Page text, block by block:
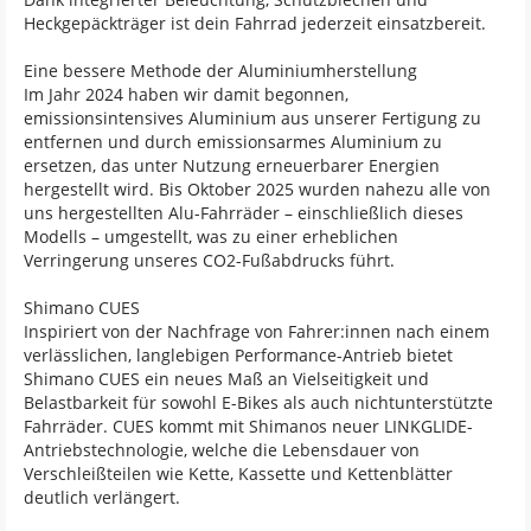
Heckgepäckträger ist dein Fahrrad jederzeit einsatzbereit.
Eine bessere Methode der Aluminiumherstellung
Im Jahr 2024 haben wir damit begonnen,
emissionsintensives Aluminium aus unserer Fertigung zu
entfernen und durch emissionsarmes Aluminium zu
ersetzen, das unter Nutzung erneuerbarer Energien
hergestellt wird. Bis Oktober 2025 wurden nahezu alle von
uns hergestellten Alu-Fahrräder – einschließlich dieses
Modells – umgestellt, was zu einer erheblichen
Verringerung unseres CO2-Fußabdrucks führt.
Shimano CUES
Inspiriert von der Nachfrage von Fahrer:innen nach einem
verlässlichen, langlebigen Performance-Antrieb bietet
Shimano CUES ein neues Maß an Vielseitigkeit und
Belastbarkeit für sowohl E-Bikes als auch nichtunterstützte
Fahrräder. CUES kommt mit Shimanos neuer LINKGLIDE-
Antriebstechnologie, welche die Lebensdauer von
Verschleißteilen wie Kette, Kassette und Kettenblätter
deutlich verlängert.